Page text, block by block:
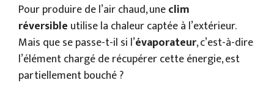
Pour produire de l’air chaud, uneclim
réversible utilise la chaleur captée à l’extérieur.
Mais que se passe-t-il si l’évaporateur, c’est-à-dire
l’élément chargé de récupérer cette énergie, est
partiellement bouché ?